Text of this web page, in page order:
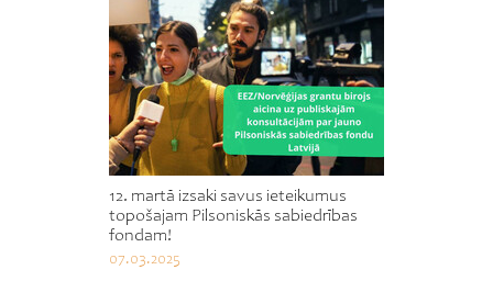
12. martā izsaki savus ieteikumus
topošajam Pilsoniskās sabiedrības
fondam!
07.03.2025